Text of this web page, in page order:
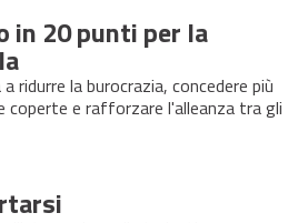
in 20 punti per la
ridurre la burocrazia, concedere più
coperte e rafforzare l'alleanza tra gli